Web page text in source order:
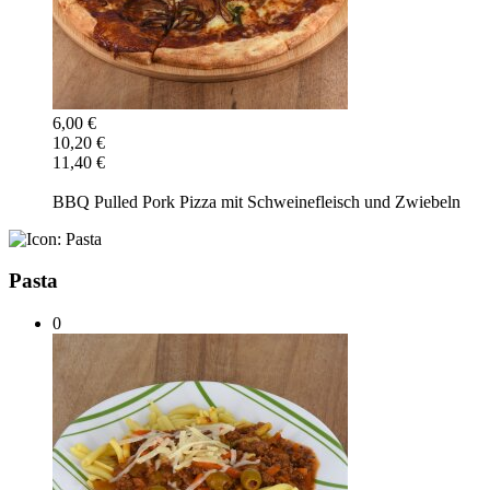
6,00 €
10,20 €
11,40 €
BBQ Pulled Pork Pizza mit Schweinefleisch und Zwiebeln
Pasta
0